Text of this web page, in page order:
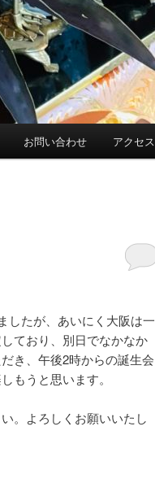
お問い合わせ アクセス
したが、あいにく大阪は一
ており、別日でなかなか
き、午後2時からの誕生会
もうと思います。
。よろしくお願いいたし